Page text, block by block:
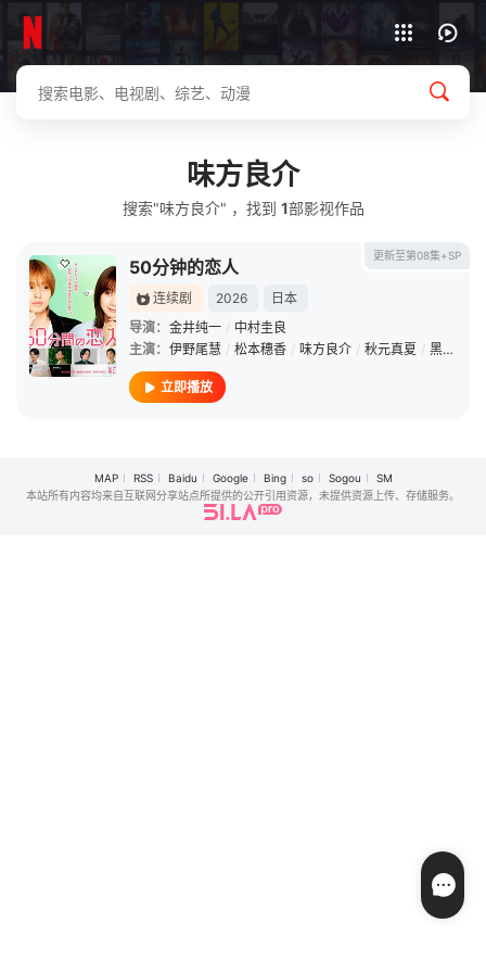
味方良介
搜索"味方良介" ，找到 1部影视作品
更新至第08集+SP
50分钟的恋人
连续剧 2026
日本
导演： 金井纯一 / 中村圭良
主演： 伊野尾慧 / 松本穗香 / 味方良介 / 秋元真夏 / 黑田光辉
立即播放
MAP RSS Baidu Google Bing so Sogou
SM
本站所有内容均来自互联网分享站点所提供的公开引用资源，未提供资源上传、存储服务。